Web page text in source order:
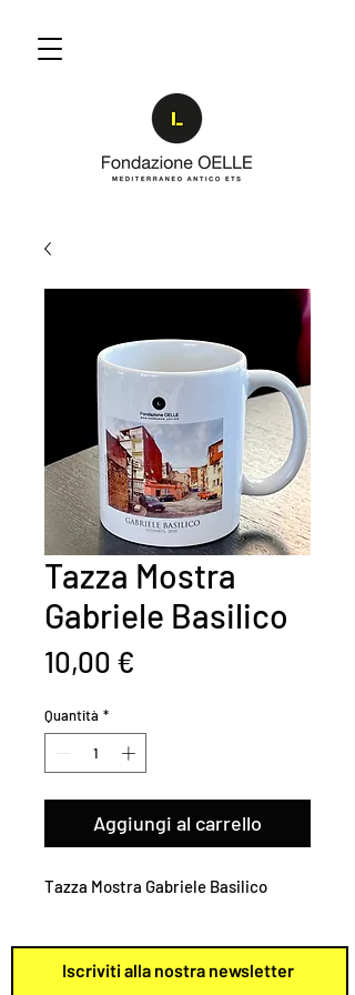
Tazza Mostra
Gabriele Basilico
10,00 €
Quantità *
Aggiungi al carrello
Tazza Mostra Gabriele Basilico
Iscriviti alla nostra newsletter